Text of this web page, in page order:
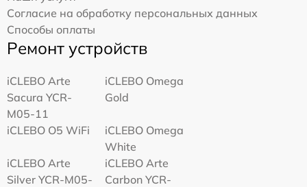
Согласие на обработку персональных данных
Способы оплаты
Ремонт устройств
iCLEBO Arte
Sacura YCR-
M05-11
iCLEBO Omega
Gold
iCLEBO O5 WiFi
iCLEBO Omega
White
iCLEBO Arte
Silver YCR-M05-
iCLEBO Arte
Carbon YCR-